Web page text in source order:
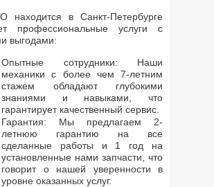
находится в Санкт-Петербурге
профессиональные услуги с
выгодами:
Опытные сотрудники: Наши
механики с более чем 7-летним
стажем обладают глубокими
знаниями и навыками, что
гарантирует качественный сервис.
Гарантия: Мы предлагаем 2-
летнюю гарантию на все
сделанные работы и 1 год на
установленные нами запчасти, что
говорит о нашей уверенности в
уровне оказанных услуг.